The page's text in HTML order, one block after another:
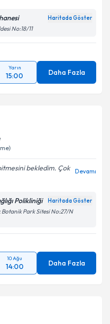
Haritada Göster
No:18/11
Yarın
15:00 Daha Fazla
bekledim. Çok
Devamı
Polikliniği Haritada Göster
Botanik Park Sitesi No:27/N
10 Ağu
14:00 Daha Fazla